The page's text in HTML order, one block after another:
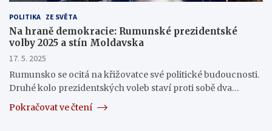
POLITIKA ZE SVĚTA
Na hraně demokracie: Rumunské prezidentské
volby 2025 a stín Moldavska
17. 5. 2025
Rumunsko se ocitá na křižovatce své politické budoucnosti.
Druhé kolo prezidentských voleb staví proti sobě dva…
Pokračovat ve čtení